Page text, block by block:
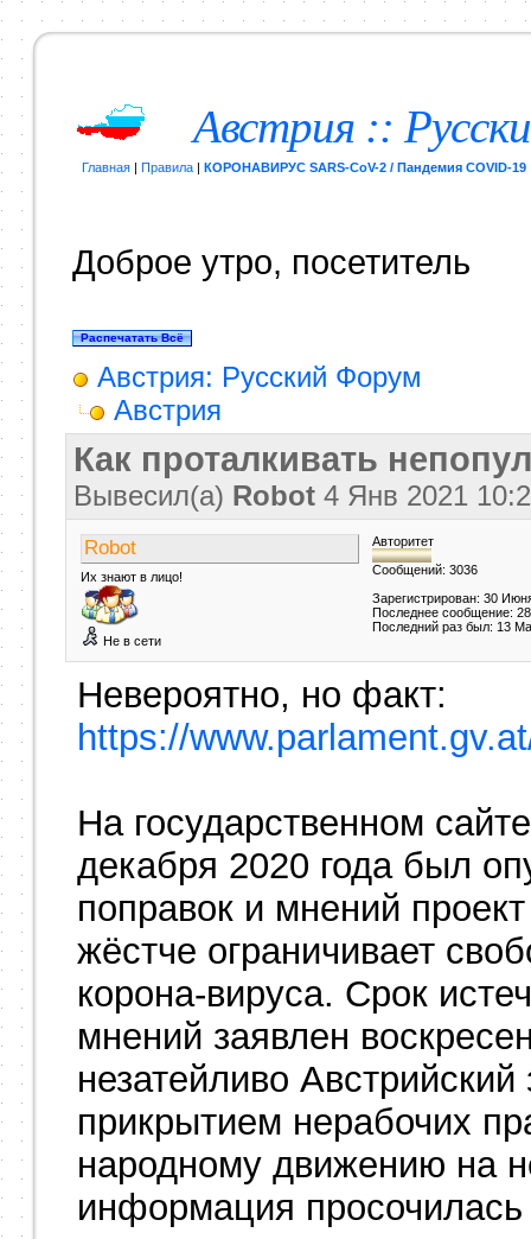
Австрия ::
Главная| Правила| КОРОНАВИРУС SARS-CoV-2 / Пандемия COVID-19
Доброе утро, посетитель
Австрия: Русский Форум
Австрия
Как проталкивать
Вывесил(a) Robot4 Янв 2021
Robot
Их знают в лицо!
Не в сети
Авторитет
Сообщений: 3036
Зарегистрирован: 30
Последнее сообщение:
Последний раз был: 13
Невероятно, но факт:
https://
На государственном
декабря 2020 года был
поправок и мнений
жёстче ограничивает
корона-вируса. Срок
мнений заявлен
незатейливо
прикрытием нерабочих
народному движению на
информация